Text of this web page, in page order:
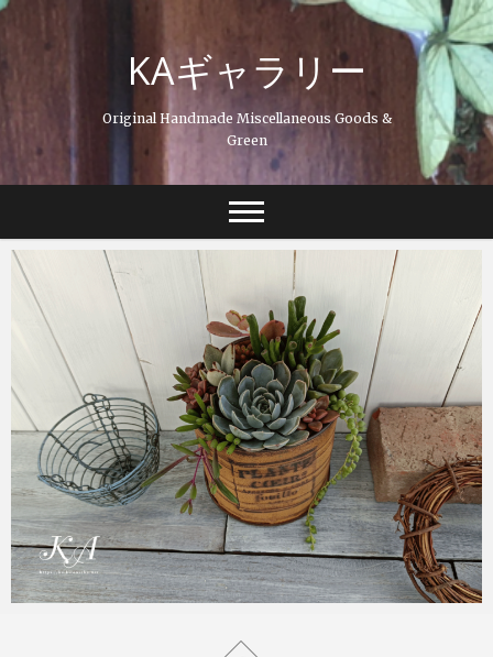
Skip
content
KAギャラリー
Original Handmade Miscellaneous Goods &
Green